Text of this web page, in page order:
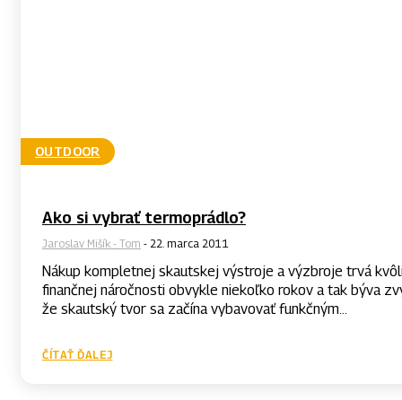
OUTDOOR
Ako si vybrať termoprádlo?
Jaroslav Mišík - Tom - 22. marca 2011
Nákup kompletnej skautskej výstroje a výzbroje trvá
finančnej náročnosti obvykle niekoľko rokov a tak býva
že skautský tvor sa začína vybavovať funkčným...
ČÍTAŤ ĎALEJ